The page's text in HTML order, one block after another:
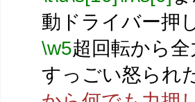
動ドライバー押
\w5超回転から
すっごい怒られ